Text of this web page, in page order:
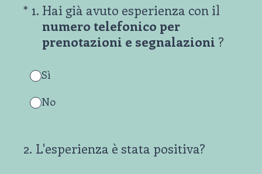
* 1. Hai già avuto esperienza con il
numero telefonico per
prenotazioni e segnalazioni ?
(Obbligatorio)
Sì
No
2. L'esperienza è stata positiva?